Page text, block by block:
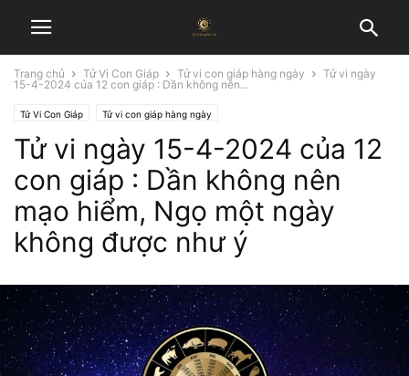
Trang chủ Tử Vi Con Giáp Tử vi con giáp hàng ngày
Tử vi ngày
15-4-2024 của 12 con giáp : Dần không nên...
Tử Vi Con Giáp Tử vi con giáp hàng ngày
Tử vi ngày 15-4-2024 của 12
con giáp : Dần không nên
mạo hiểm, Ngọ một ngày
không được như ý